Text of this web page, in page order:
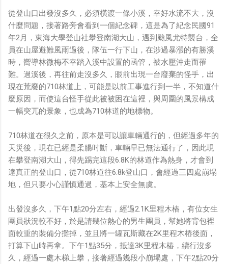
從登山口出發沒多久，必須橫渡一條小溪，幸好水流不大，沒
什麼問題，接著路旁會看到一個紀念碑，這是為了紀念民國91
年2月，東海大學登山社攀登南湖大山，遇到颱風尤特襲台，全
員在山屋避難風雨過後，隊伍一行下山，在涉過暴漲的有勝溪
時，嚮導林微梅不幸踏入溪中設置的函管，被水壓沖走而罹
難。過溪後，再往前走沒多久，眼前出現一台廢棄的怪手，出
現在荒廢的710林道上，可能是以前工事進行到一半，不知道什
麼原因，而使這台怪手從此被被困在這裡，與周圍的風景構成
一幅突兀的景象，也成為710林道的地標物。
710林道在很久之前，原本是可以讓車輛通行的，但經過多年的
天災後，現在已經是柔腸吋斷，車輛早已無法通行了，因此現
在攀登南湖大山，得先踢完這段6.8K的林道作為熱身，才會到
達真正的登山口，從710林道往6.8k登山口，會經過三四處崩塌
地，但只要小心謹慎通過，基本上安全無虞。
出發沒多久，下午1點20分左右，經過2.1K里程木樁，有位女生
團員狀況較不好，於是請幾位熱心的男生團員，幫她將背包裡
面較重的裝備分攤掉，並且將一罐瓦斯藏在2K里程木樁後面，
打算下山時再拿。下午1點35分，抵達3K里程木樁，續行沒多
久，經過一處木梯上攀，接著經過幾段小崩塌處，下午2點20分